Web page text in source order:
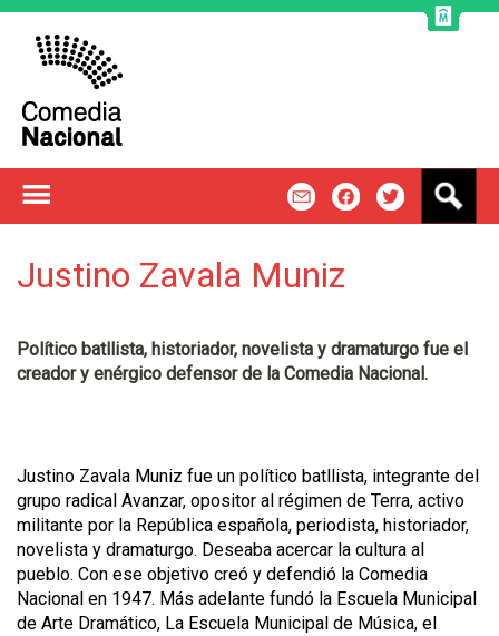
Justino Zavala Muniz
Político batllista, historiador, novelista y dramaturgo fue el
creador y enérgico defensor de la Comedia Nacional.
Justino Zavala Muniz fue un político batllista, integrante del
grupo radical Avanzar, opositor al régimen de Terra, activo
militante por la República española, periodista, historiador,
novelista y dramaturgo. Deseaba acercar la cultura al
pueblo. Con ese objetivo creó y defendió la Comedia
Nacional en 1947. Más adelante fundó la Escuela Municipal
de Arte Dramático, La Escuela Municipal de Música, el
s